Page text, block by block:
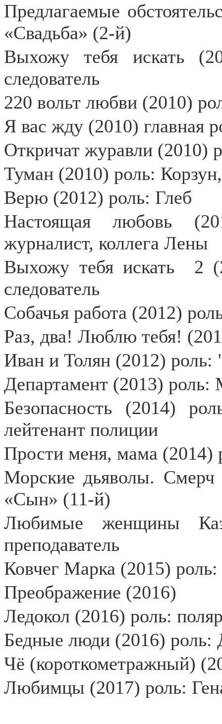
Предлагаемые
«Свадьба» (2-й)
Выхожу тебя искать
следователь
220 вольт любви (2010)
Я вас жду (2010) главная
Откричат журавли (2010)
Туман (2010) роль:
Верю (2012) роль: Глеб
Настоящая любовь
журналист, коллега Лены
Выхожу тебя искать
2
следователь
Собачья работа (2012)
Раз, два! Люблю тебя!
Иван и Толян (2012) роль:
Департамент (2013)
Безопасность (2014)
лейтенант полиции
Прости меня, мама (2014)
Морские дьяволы.
«Сын» (11-й)
Любимые женщины
преподаватель
Ковчег Марка (2015)
Преображение (2016)
Ледокол (2016) роль:
Бедные люди (2016) роль:
Чё (короткометражный)
Любимцы (2017) роль: